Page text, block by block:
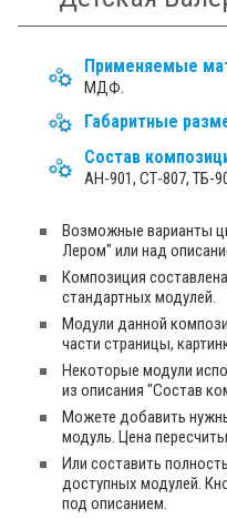
Применяемые
МДФ.
Габаритные
Состав
АН-901, СТ-807, ТБ-
Возможные варианты
Лером" или над
Композиция
стандартных модулей.
Модули данной
части страницы,
Некоторые модули
из описания "Состав
Можете добавить
модуль. Цена
Или составить
доступных модулей.
под описанием.